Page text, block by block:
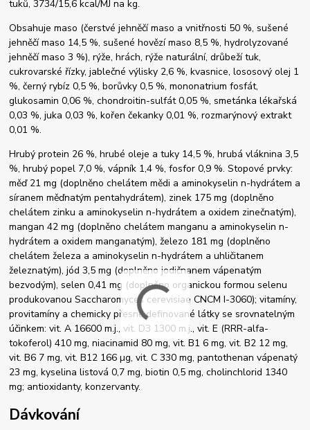
tuků, 3734/15,6 kcal/MJ na kg.
Obsahuje maso (čerstvé jehněčí maso a vnitřnosti 50 %, sušené
jehněčí maso 14,5 %, sušené hovězí maso 8,5 %, hydrolyzované
jehněčí maso 3 %), rýže, hrách, rýže naturální, drůbeží tuk,
cukrovarské řízky, jablečné výlisky 2,6 %, kvasnice, lososový olej 1
%, černý rybíz 0,5 %, borůvky 0,5 %, mononatrium fosfát,
glukosamin 0,06 %, chondroitin-sulfát 0,05 %, smetánka lékařská
0,03 %, juka 0,03 %, kořen čekanky 0,01 %, rozmarýnový extrakt
0,01 %.
Hrubý protein 26 %, hrubé oleje a tuky 14,5 %, hrubá vláknina 3,5
%, hrubý popel 7,0 %, vápník 1,4 %, fosfor 0,9 %. Stopové prvky:
měď 21 mg (doplněno chelátem mědi a aminokyselin n-hydrátem a
síranem měďnatým pentahydrátem), zinek 175 mg (doplněno
chelátem zinku a aminokyselin n-hydrátem a oxidem zinečnatým),
mangan 42 mg (doplněno chelátem manganu a aminokyselin n-
hydrátem a oxidem manganatým), železo 181 mg (doplněno
chelátem železa a aminokyselin n-hydrátem a uhličitanem
železnatým), jód 3,5 mg (doplněno jodičnanem vápenatým
bezvodým), selen 0,41 mg (doplněno organickou formou selenu
produkovanou Saccharomyces cerevisiae CNCM I-3060); vitamíny,
provitamíny a chemicky přesně definované látky se srovnatelným
účinkem: vit. A 16600 m.j., vit. D3 1300 m.j., vit. E (RRR-alfa-
tokoferol) 410 mg, niacinamid 80 mg, vit. B1 6 mg, vit. B2 12 mg,
vit. B6 7 mg, vit. B12 166 µg, vit. C 330 mg, pantothenan vápenatý
23 mg, kyselina listová 0,7 mg, biotin 0,5 mg, cholinchlorid 1340
mg; antioxidanty, konzervanty.
Dávkování